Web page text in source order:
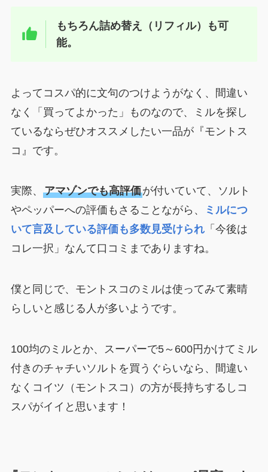
もちろん詰め替え（リフィル）も可
能。
よってコスパ的に文句のつけようがなく、間違い
なく「買ってよかった」ものなので、ミルを探し
ているならぜひオススメしたい一品が『モントス
コ』です。
実際、 アマゾンでも高評価が付いていて、ソルト
やペッパーへの評価もさることながら、
ミルにつ
いて言及している評価も多数見受けられ「今後は
コレ一択」なんて口コミまでありますね。
僕と同じで、モントスコのミルは使ってみて素晴
らしいと感じる人が多いようです。
100均のミルとか、スーパーで5～600円かけてミル
付きのチャチいソルトを買うぐらいなら、間違い
なくコイツ（モントスコ）の方が長持ちするしコ
スパがイイと思います！